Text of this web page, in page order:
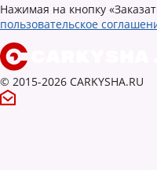
Нажимая на кнопку
пользовательское
© 2015-2026 CARKYSHA.RU